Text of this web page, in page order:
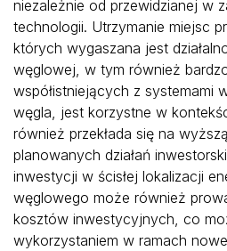
niezależnie od przewidzianej w
technologii. Utrzymanie miejsc
których wygaszana jest
węglowej, w tym również
współistniejących z systemami
węgla, jest korzystne w
również przekłada się na
planowanych działań
inwestycji w ścisłej lokalizacji
węglowego może również
kosztów inwestycyjnych, co
wykorzystaniem w ramach